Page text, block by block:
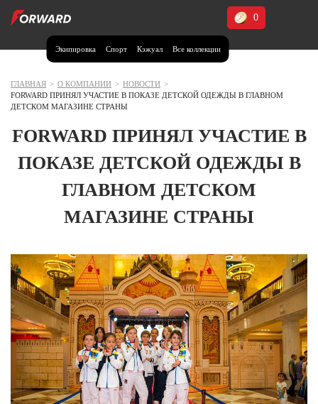
Экипировка Спорт Кэжуал Все коллекции
0
Москва и МО
Волгоградская область (1)
Кемеровская область (2)
Курская область (1)
Москва и МО (14)
Нижегородская область (1)
Новосибирская область (3)
Омская область (5)
Республика Башкортостан (3)
Республика Крым (1)
ГЛАВНАЯ > О КОМПАНИИ > НОВОСТИ >
FORWARD ПРИНЯЛ УЧАСТИЕ В ПОКАЗЕ ДЕТСКОЙ ОДЕЖДЫ В ГЛАВНОМ
ДЕТСКОМ МАГАЗИНЕ СТРАНЫ
FORWARD ПРИНЯЛ УЧАСТИЕ В
ПОКАЗЕ ДЕТСКОЙ ОДЕЖДЫ В
ГЛАВНОМ ДЕТСКОМ
МАГАЗИНЕ СТРАНЫ